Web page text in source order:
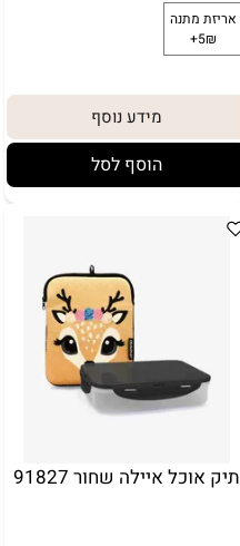
לארוז באריזת מתנה:
מידע נוסף
הוסף לסל
תיק אוכל איילה שחור 91827